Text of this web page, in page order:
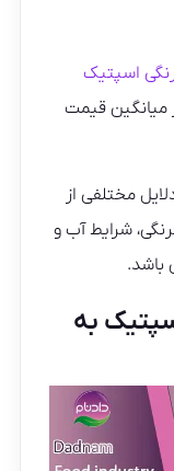
اسپتیک
از میانگین قیمت
مختلفی از
شرایط آب و
باشد.
به